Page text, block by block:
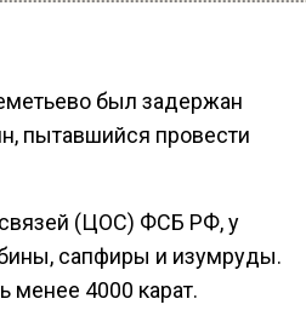
был задержан
пытавшийся провести
(ЦОС) ФСБ РФ, у
сапфиры и изумруды.
менее 4000 карат.